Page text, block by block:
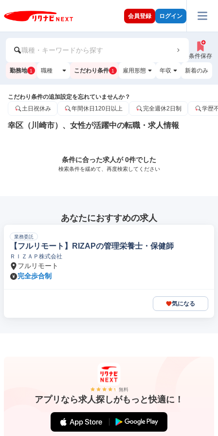
会員登録 ログイン
職種・キーワードから探す
条件保存
勤務地 1 職種 こだわり条件 1 雇用形態 年収 新着のみ
こだわり条件の追加設定を忘れていませんか？
土日祝休み
年間休日120日以上 完全週休2日制 学歴
幸区（川崎市）、女性が活躍中の転職・求人情報
条件に合った求人が 0件でした
検索条件を緩めて、再度検索してください
あなたにおすすめの求人
業務委託
【フルリモート】RIZAPの管理栄養士・保健師
ＲＩＺＡＰ株式会社
フルリモート
完全歩合制
気になる
無料
アプリなら求人探しがもっと快適に！